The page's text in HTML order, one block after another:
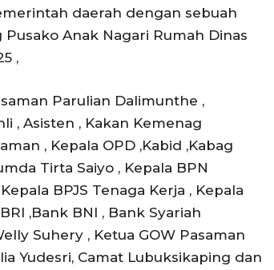
daerah dengan sebuah
Anak Nagari Rumah Dinas
,
Parulian Dalimunthe ,
, Asisten , Kakan Kemenag
, Kepala OPD ,Kabid ,Kabag
Tirta Saiyo , Kepala BPN
BPJS Tenaga Kerja , Kepala
,Bank BNI , Bank Syariah
Suhery , Ketua GOW Pasaman
Yudesri, Camat Lubuksikaping dan